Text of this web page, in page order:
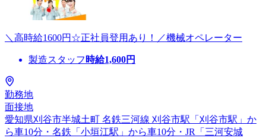
＼高時給1600円☆正社員登用あり！／機械オペレーター
製造スタッフ 時給1,600円
勤務地
面接地
愛知県刈谷市半城土町 名鉄三河線 刈谷市駅「刈谷市駅」か
ら車10分・名鉄「小垣江駅」から車10分・JR「三河安城